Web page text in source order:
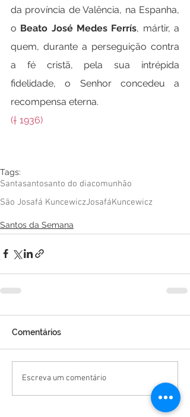
da província de Valência, na Espanha,
o Beato José Medes Ferrís, mártir, a
quem, durante a perseguição contra
a fé cristã, pela sua intrépida
fidelidade, o Senhor concedeu a
recompensa eterna.
(† 1936)
Tags:
Santasantosanto do diacomunhão
São Josafá KuncewiczJosafáKuncewicz
Santos da Semana
Comentários
Escreva um comentário